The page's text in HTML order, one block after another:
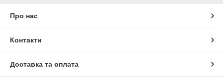
Про нас
Контакти
Доставка та оплата